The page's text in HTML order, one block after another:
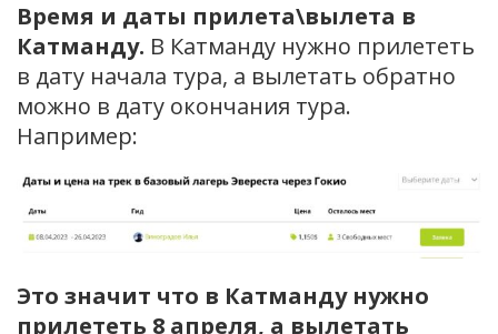
Время и даты прилета\вылета в
Катманду. В Катманду нужно прилететь
в дату начала тура, а вылетать обратно
можно в дату окончания тура.
Например:
Это значит что в Катманду нужно
прилететь 8 апреля, а вылетать